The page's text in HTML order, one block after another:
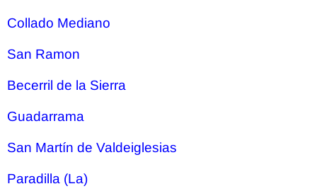
Collado Mediano
San Ramon
Becerril de la Sierra
Guadarrama
San Martín de Valdeiglesias
Paradilla (La)